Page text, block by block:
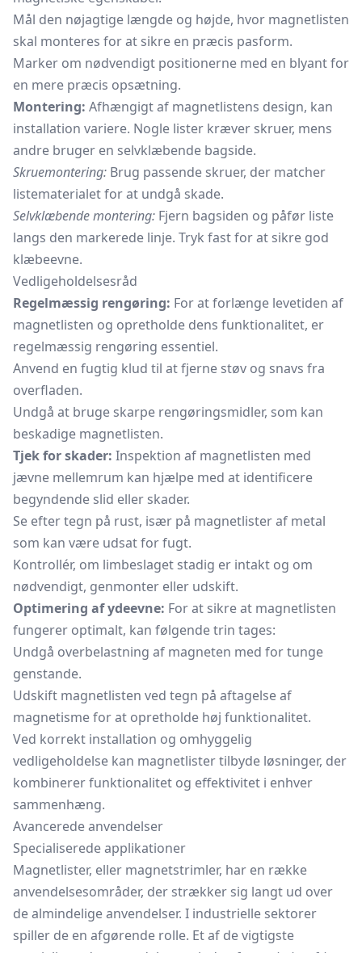
Mål den nøjagtige længde og højde, hvor magnetlisten
skal monteres for at sikre en præcis pasform.
Marker om nødvendigt positionerne med en blyant for
en mere præcis opsætning.
Montering: Afhængigt af magnetlistens design, kan
installation variere. Nogle lister kræver skruer, mens
andre bruger en selvklæbende bagside.
Skruemontering: Brug passende skruer, der matcher
listematerialet for at undgå skade.
Selvklæbende montering: Fjern bagsiden og påfør liste
langs den markerede linje. Tryk fast for at sikre god
klæbeevne.
Vedligeholdelsesråd
Regelmæssig rengøring: For at forlænge levetiden af
magnetlisten og opretholde dens funktionalitet, er
regelmæssig rengøring essentiel.
Anvend en fugtig klud til at fjerne støv og snavs fra
overfladen.
Undgå at bruge skarpe rengøringsmidler, som kan
beskadige magnetlisten.
Tjek for skader: Inspektion af magnetlisten med
jævne mellemrum kan hjælpe med at identificere
begyndende slid eller skader.
Se efter tegn på rust, især på magnetlister af metal
som kan være udsat for fugt.
Kontrollér, om limbeslaget stadig er intakt og om
nødvendigt, genmonter eller udskift.
Optimering af ydeevne: For at sikre at magnetlisten
fungerer optimalt, kan følgende trin tages:
Undgå overbelastning af magneten med for tunge
genstande.
Udskift magnetlisten ved tegn på aftagelse af
magnetisme for at opretholde høj funktionalitet.
Ved korrekt installation og omhyggelig
vedligeholdelse kan magnetlister tilbyde løsninger, der
kombinerer funktionalitet og effektivitet i enhver
sammenhæng.
Avancerede anvendelser
Specialiserede applikationer
Magnetlister, eller magnetstrimler, har en række
anvendelsesområder, der strækker sig langt ud over
de almindelige anvendelser. I industrielle sektorer
spiller de en afgørende rolle. Et af de vigtigste